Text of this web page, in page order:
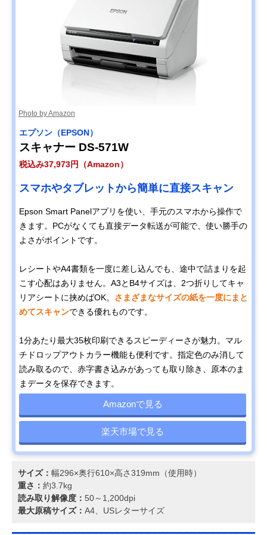
Photo by Amazon
エプソン（EPSON）
スキャナー DS-571W
税込み37,973円（Amazon）
スマホやタブレットから簡単に直接スキャン
Epson Smart Panelアプリを使い、手元のスマホから操作で
きます。PCがなくても直接データ転送が可能で、使い勝手の
よさがポイントです。
レシートやA4書類を一度に差し込んでも、途中で詰まりを起
こす心配はありません。A3とB4サイズは、2つ折りしてキャ
リアシートに挟めばOK。 さまざまなサイズの紙を一度にまと
めてスキャンできる優れものです。
1分あたり最大35枚印刷できるスピーディーさが魅力。マル
チドロップアウトカラー機能も便利です。指定色のみ消して
読み取るので、赤字書き込みがあっても取り除き、原本のま
まデータを保存できます。
Amazonで見る
楽天市場で見る
サイズ： 幅296×奥行610×高さ319mm（使用時）
重さ： 約3.7kg
読み取り解像度： 50～1,200dpi
最大原稿サイズ： A4、USレターサイズ